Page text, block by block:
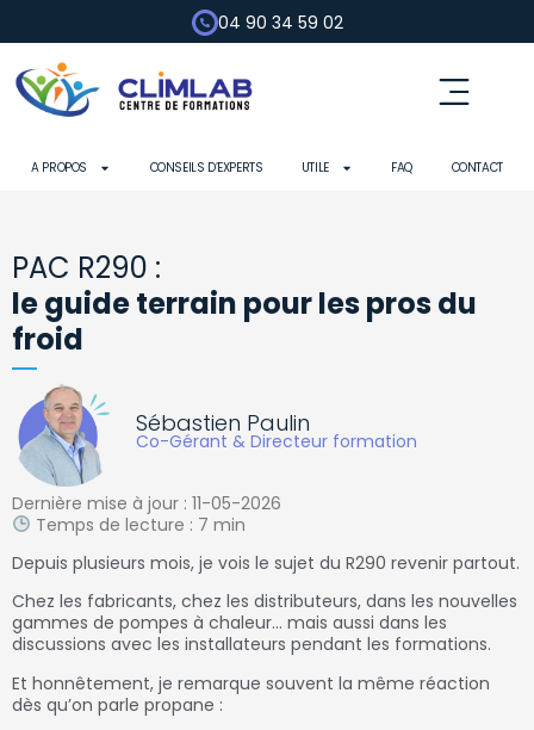
04 90 34 59 02
A PROPOS CONSEILS D’EXPERTS UTILE FAQ CONTACT
PAC R290 :
le guide terrain pour les pros du
froid
Sébastien Paulin
Co-Gérant & Directeur formation
Dernière mise à jour : 11-05-2026
Temps de lecture : 7 min
Depuis plusieurs mois, je vois le sujet du R290 revenir partout.
Chez les fabricants, chez les distributeurs, dans les nouvelles
gammes de pompes à chaleur… mais aussi dans les
discussions avec les installateurs pendant les formations.
Et honnêtement, je remarque souvent la même réaction
dès qu’on parle propane :